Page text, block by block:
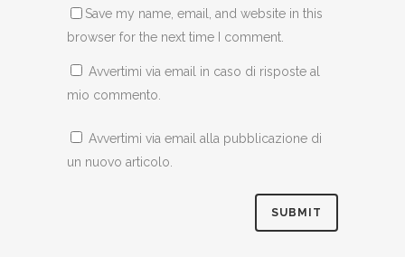
Save my name, email, and website in this
browser for the next time I comment.
Avvertimi via email in caso di risposte al
mio commento.
Avvertimi via email alla pubblicazione di
un nuovo articolo.